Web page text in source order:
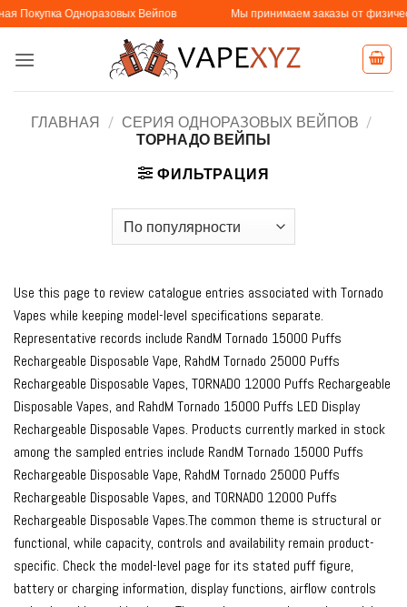
Skip
to
content
Одноразовых Вейпов Мы принимаем заказы от физических и
ГЛАВНАЯ / СЕРИЯ ОДНОРАЗОВЫХ ВЕЙПОВ /
ТОРНАДО ВЕЙПЫ
ФИЛЬТРАЦИЯ
Use this page to review catalogue entries associated with Tornado
Vapes while keeping model-level specifications separate.
Representative records include RandM Tornado 15000 Puffs
Rechargeable Disposable Vape, RahdM Tornado 25000 Puffs
Rechargeable Disposable Vapes, TORNADO 12000 Puffs Rechargeable
Disposable Vapes, and RahdM Tornado 15000 Puffs LED Display
Rechargeable Disposable Vapes. Products currently marked in stock
among the sampled entries include RandM Tornado 15000 Puffs
Rechargeable Disposable Vape, RahdM Tornado 25000 Puffs
Rechargeable Disposable Vapes, and TORNADO 12000 Puffs
Rechargeable Disposable Vapes.The common theme is structural or
functional, while capacity, controls and availability remain product-
specific. Check the model-level page for its stated puff figure,
battery or charging information, display functions, airflow controls